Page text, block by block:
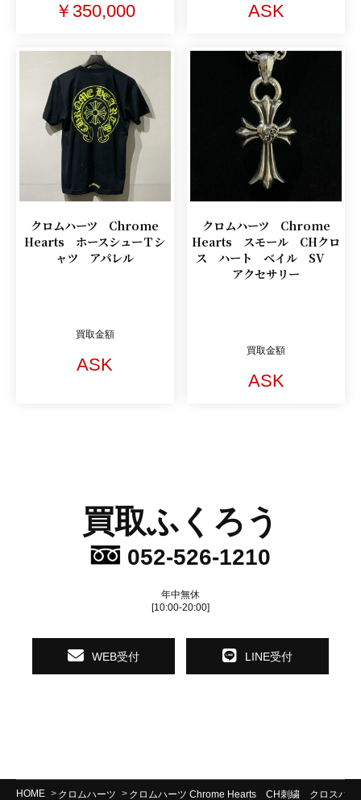
￥350,000 ASK
クロムハーツ Chrome
Hearts ホースシューＴシ
ャツ アパレル
買取金額
ASK
クロムハーツ Chrome
Hearts スモール CHクロ
ス ハート ベイル SV
アクセサリー
買取金額
ASK
買取ふくろう
052-526-1210
年中無休
[10:00-20:00]
WEB受付 LINE受付
HOME クロムハーツ クロムハーツ Chrome Hearts CH刺繍 クロスパ